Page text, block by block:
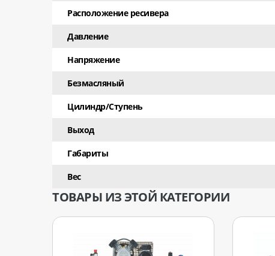
Расположение ресивера
Давление
Напряжение
Безмасляный
Цилиндр/Ступень
Выход
Габариты
Вес
ТОВАРЫ ИЗ ЭТОЙ КАТЕГОРИИ